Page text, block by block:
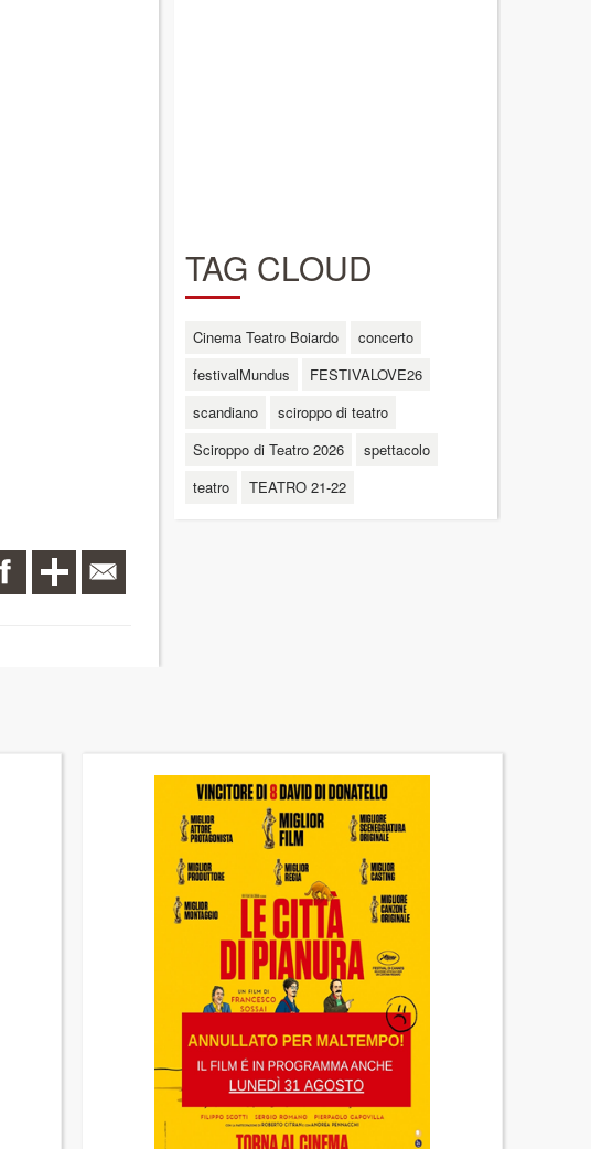
TAG CLOUD
Cinema Teatro Boiardo
concerto
festivalMundus
FESTIVALOVE26
scandiano
sciroppo di teatro
Sciroppo di Teatro 2026
spettacolo
teatro
TEATRO 21-22